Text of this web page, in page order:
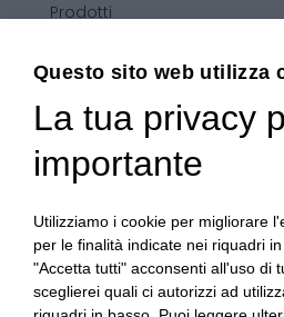
Prodotti
Condizioni generali di vendita
Questo sito web utilizza
La tua privacy
importante
Utilizziamo i cookie per migliorare
per le finalità indicate nei riquadri
"Accetta tutti" acconsenti all'uso di
sceglierei quali ci autorizzi ad